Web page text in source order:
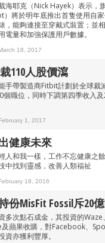
海耶克（Nick Hayek）表示，
）將於明年底推出首隻使用自
，能夠連接至穿戴式裝置；並
電量和加強保護用戶數據。
18, 2017
110人股價瀉
手帶製造商Fitbit計劃於全球裁
個職位，同時下調第四季收入
1, 2017
健康未來
人和我一樣，工作不忘健康之
中找到靈感，改善人類福祉
18, 2016
份MisFit Fossil斥20
多次點石成金，其投資的Waze
蘋果收購，對Facebook、
資亦獲利豐厚。